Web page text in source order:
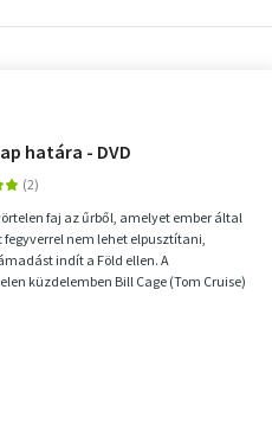
határa - DVD
faj az űrből, amelyet ember által
fegyverrel nem lehet elpusztítani,
indít a Föld ellen. A
küzdelemben Bill Cage (Tom Cruise)